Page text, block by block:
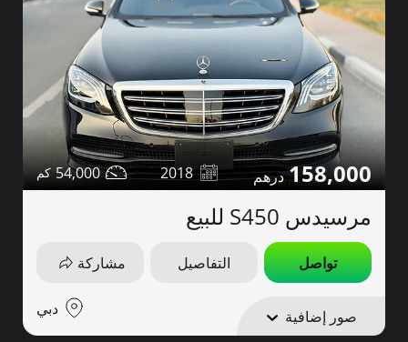
158,000
2018
54,000
مرسيدس S450 للبيع
تواصل التفاصيل مشاركة
صور إضافية دبي